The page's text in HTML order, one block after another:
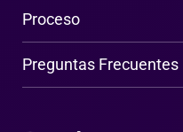
Proceso
Preguntas Frecuentes